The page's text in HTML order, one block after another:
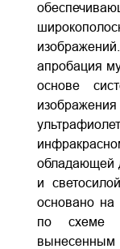
апробация
основе
обладающей
и
основано на
по схеме